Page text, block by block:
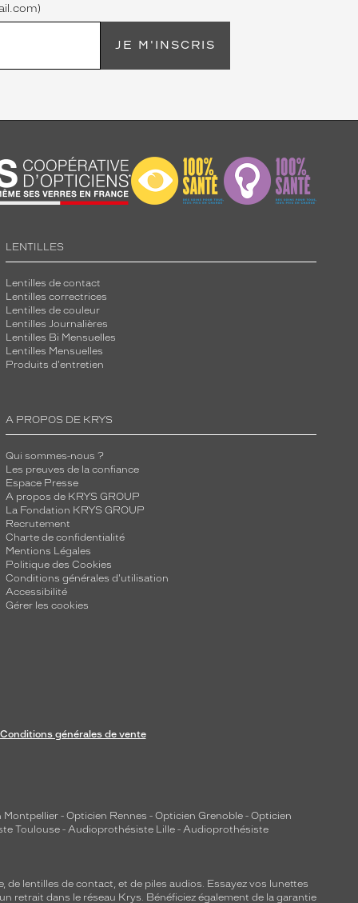
JE M'INSCRIS
LENTILLES
Lentilles de contact
Lentilles correctrices
Lentilles de couleur
Lentilles Journalières
Lentilles Bi Mensuelles
Lentilles Mensuelles
Produits d'entretien
A PROPOS DE KRYS
Qui sommes-nous ?
Les preuves de la confiance
Espace Presse
A propos de KRYS GROUP
La Fondation KRYS GROUP
Recrutement
Charte de confidentialité
Mentions Légales
Politique des Cookies
Conditions générales d'utilisation
Accessibilité
Gérer les cookies
Conditions générales de vente
Montpellier - Opticien Rennes - Opticien Grenoble - Opticien
Toulouse - Audioprothésiste Lille - Audioprothésiste
de lentilles de contact, et de piles audios. Essayez vos lunettes
retrait dans le réseau Krys. Bénéficiez également de la garantie